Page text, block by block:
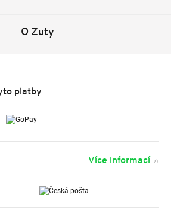
O Zuty
platby
Více informací